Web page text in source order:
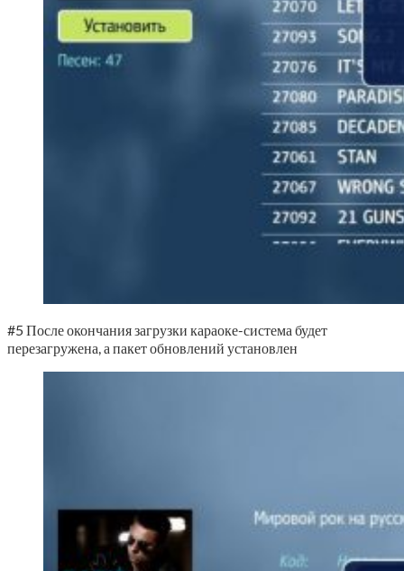
#5 После окончания загрузки караоке-система будет
перезагружена, а пакет обновлений установлен